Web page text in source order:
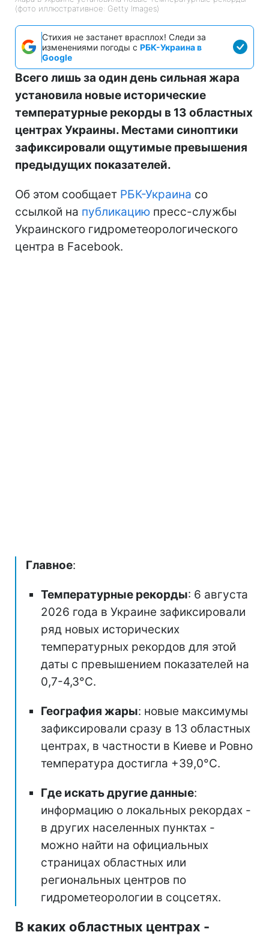
(фото иллюстративное: Getty Images)
Стихия не застанет врасплох! Следи за
изменениями погоды с РБК-Украина в
Google
Всего лишь за один день сильная жара
установила новые исторические
температурные рекорды в 13 областных
центрах Украины. Местами синоптики
зафиксировали ощутимые превышения
предыдущих показателей.
Об этом сообщает РБК-Украина со
ссылкой на публикацию пресс-службы
Украинского гидрометеорологического
центра в Facebook.
Главное:
Температурные рекорды: 6 августа
2026 года в Украине зафиксировали
ряд новых исторических
температурных рекордов для этой
даты с превышением показателей на
0,7-4,3°C.
География жары: новые максимумы
зафиксировали сразу в 13 областных
центрах, в частности в Киеве и Ровно
температура достигла +39,0°C.
Где искать другие данные:
информацию о локальных рекордах -
в других населенных пунктах -
можно найти на официальных
страницах областных или
региональных центров по
гидрометеорологии в соцсетях.
В каких областных центрах -